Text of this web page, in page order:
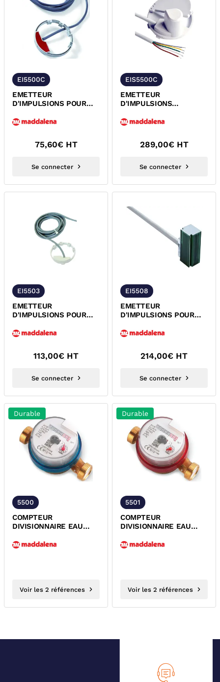
EI5500C
EMETTEUR
D'IMPULSIONS POUR
DIVISIONNAIRES 5500C
75,60€ HT
Se connecter
EIS5500C
EMETTEUR
D'IMPULSIONS
COMPTEURS
289,00€ HT
Se connecter
EI5503
EMETTEUR
D'IMPULSIONS POUR
JETS MULTIPLES 5503...
113,00€ HT
Se connecter
EI5508
EMETTEUR
D'IMPULSIONS POUR
HELICE AXIALE 5508...
214,00€ HT
Se connecter
Durable
5500
COMPTEUR
DIVISIONNAIRE EAU
SEC ORIENTABLE ACS...
Voir les 2 références
Durable
5501
COMPTEUR
DIVISIONNAIRE EAU
CADRAN SEC
Voir les 2 références